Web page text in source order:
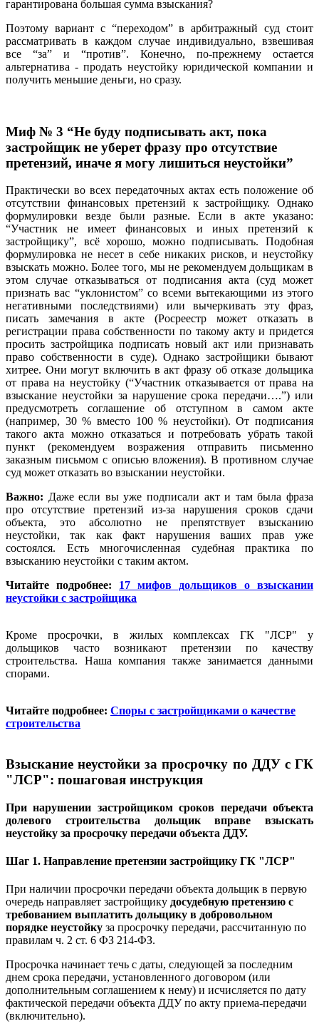
гарантирована большая сумма взыскания?
Поэтому вариант с “переходом” в арбитражный суд стоит
рассматривать в каждом случае индивидуально, взвешивая
все “за” и “против”. Конечно, по-прежнему остается
альтернатива - продать неустойку юридической компании и
получить меньшие деньги, но сразу.
Миф № 3 “Не буду подписывать акт, пока
застройщик не уберет фразу про отсутствие
претензий, иначе я могу лишиться неустойки”
Практически во всех передаточных актах есть положение об
отсутствии финансовых претензий к застройщику. Однако
формулировки везде были разные. Если в акте указано:
“Участник не имеет финансовых и иных претензий к
застройщику”, всё хорошо, можно подписывать. Подобная
формулировка не несет в себе никаких рисков, и неустойку
взыскать можно. Более того, мы не рекомендуем дольщикам в
этом случае отказываться от подписания акта (суд может
признать вас “уклонистом” со всеми вытекающими из этого
негативными последствиями) или вычеркивать эту фраз,
писать замечания в акте (Росреестр может отказать в
регистрации права собственности по такому акту и придется
просить застройщика подписать новый акт или признавать
право собственности в суде). Однако застройщики бывают
хитрее. Они могут включить в акт фразу об отказе дольщика
от права на неустойку (“Участник отказывается от права на
взыскание неустойки за нарушение срока передачи….”) или
предусмотреть соглашение об отступном в самом акте
(например, 30 % вместо 100 % неустойки). От подписания
такого акта можно отказаться и потребовать убрать такой
пункт (рекомендуем возражения отправить письменно
заказным письмом с описью вложения). В противном случае
суд может отказать во взыскании неустойки.
Важно: Даже если вы уже подписали акт и там была фраза
про отсутствие претензий из-за нарушения сроков сдачи
объекта, это абсолютно не препятствует взысканию
неустойки, так как факт нарушения ваших прав уже
состоялся. Есть многочисленная судебная практика по
взысканию неустойки с таким актом.
Читайте подробнее:
17 мифов дольщиков о взыскании
неустойки с застройщика
Кроме просрочки, в жилых комплексах ГК "ЛСР" у
дольщиков часто возникают претензии по качеству
строительства. Наша компания также занимается данными
спорами.
Читайте подробнее: Споры с застройщиками о качестве
строительства
Взыскание неустойки за просрочку по ДДУ с ГК
"ЛСР": пошаговая инструкция
При нарушении застройщиком сроков передачи объекта
долевого строительства дольщик вправе взыскать
неустойку за просрочку передачи объекта ДДУ.
Шаг 1. Направление претензии застройщику ГК "ЛСР"
При наличии просрочки передачи объекта дольщик в первую
очередь направляет застройщику досудебную претензию с
требованием выплатить дольщику в добровольном
порядке неустойку за просрочку передачи, рассчитанную по
правилам ч. 2 ст. 6 ФЗ 214-ФЗ.
Просрочка начинает течь с даты, следующей за последним
днем срока передачи, установленного договором (или
дополнительным соглашением к нему) и исчисляется по дату
фактической передачи объекта ДДУ по акту приема-передачи
(включительно).